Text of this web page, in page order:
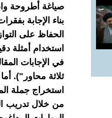
صياغة أطروحة
بناء الإجابة
الحفاظ على
استخدام أمثلة
في الإجابات
ثلاثة محاور").
استخراج جملة
من خلال تدريب